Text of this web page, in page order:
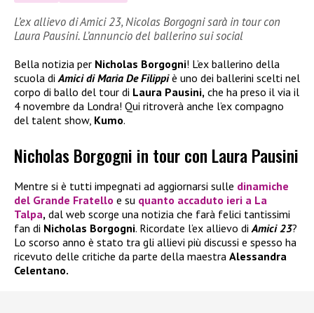
L’ex allievo di Amici 23, Nicolas Borgogni sarà in tour con
Laura Pausini. L’annuncio del ballerino sui social
Bella notizia per Nicholas Borgogni! L’ex ballerino della
scuola di Amici di Maria De Filippiè uno dei ballerini scelti nel
corpo di ballo del tour di Laura Pausini, che ha preso il via il
4 novembre da Londra! Qui ritroverà anche l’ex compagno
del talent show, Kumo.
Nicholas Borgogni in tour con Laura Pausini
Mentre si è tutti impegnati ad aggiornarsi sulle dinamiche
del Grande Fratello e su quanto accaduto ieri a La
Talpa, dal web scorge una notizia che farà felici tantissimi
fan di Nicholas Borgogni. Ricordate l’ex allievo diAmici 23?
Lo scorso anno è stato tra gli allievi più discussi e spesso ha
ricevuto delle critiche da parte della maestra Alessandra
Celentano.